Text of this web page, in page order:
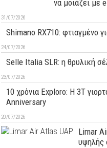
να μοιάζει με
31/07/2026
Shimano RX710: φτιαγμένο
24/07/2026
Selle Italia SLR: η θρυλική
23/07/2026
10 χρόνια Exploro: Η 3T
Anniversary
20/07/2026
Limar
υψηλής